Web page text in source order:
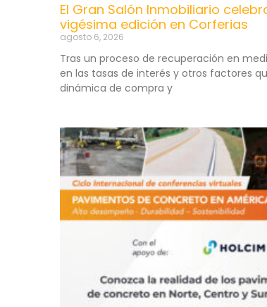
El Gran Salón Inmobiliario
vigésima edición en Corferias
agosto 6, 2026
Tras un proceso de recuperación en
en las tasas de interés y otros factores
dinámica de compra y